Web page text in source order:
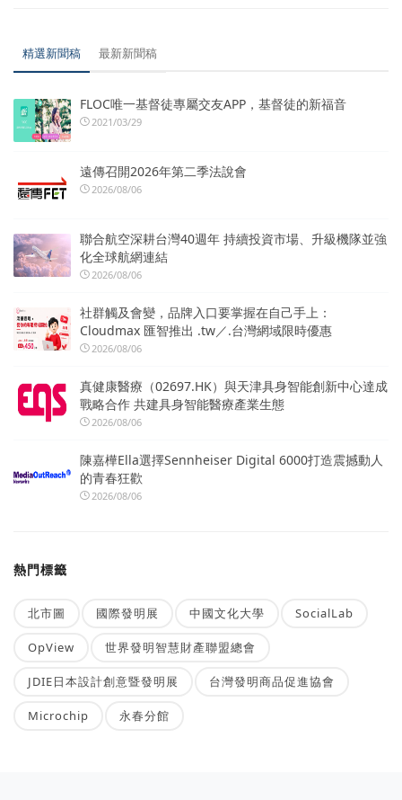
精選新聞稿 最新新聞稿
FLOC唯一基督徒專屬交友APP，基督徒的新福音
2021/03/29
遠傳召開2026年第二季法說會
2026/08/06
聯合航空深耕台灣40週年 持續投資市場、升級機隊並強
化全球航網連結
2026/08/06
社群觸及會變，品牌入口要掌握在自己手上：
Cloudmax 匯智推出 .tw／.台灣網域限時優惠
2026/08/06
真健康醫療（02697.HK）與天津具身智能創新中心達成
戰略合作 共建具身智能醫療產業生態
2026/08/06
陳嘉樺Ella選擇Sennheiser Digital 6000打造震撼動人
的青春狂歡
2026/08/06
熱門標籤
北市圖 國際發明展 中國文化大學 SocialLab
OpView 世界發明智慧財產聯盟總會
JDIE日本設計創意暨發明展 台灣發明商品促進協會
Microchip 永春分館